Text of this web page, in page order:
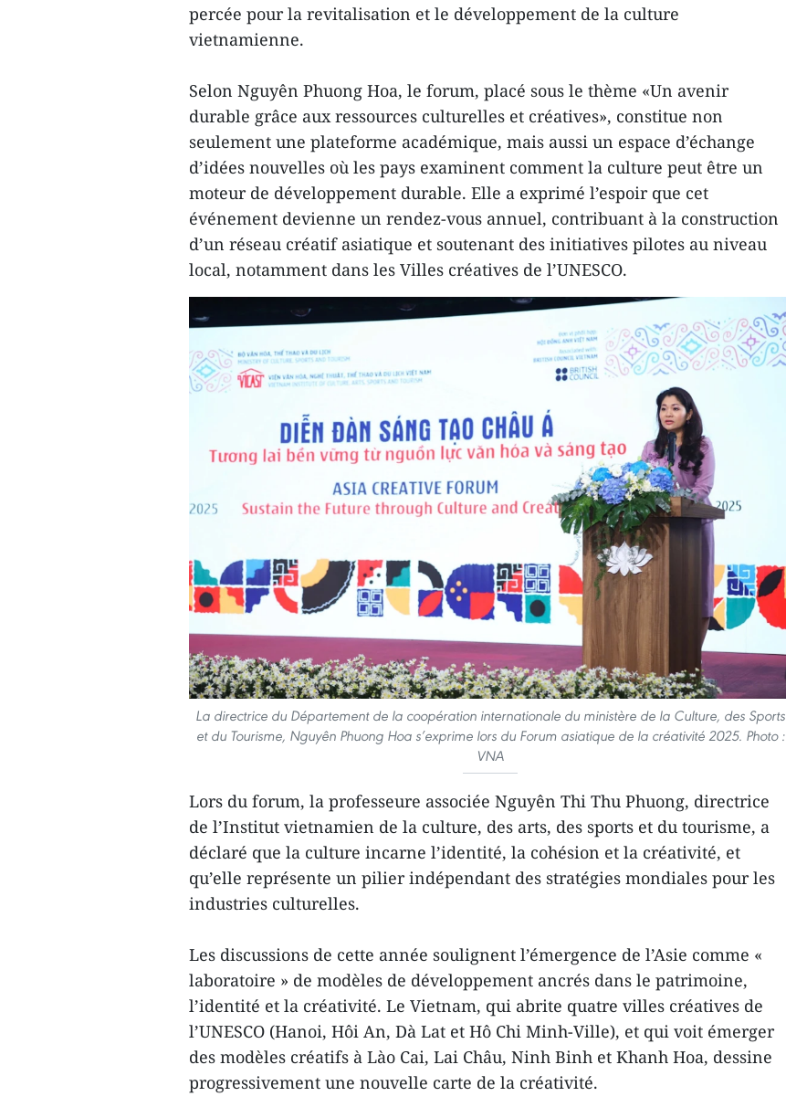
percée pour la revitalisation et le développement de la culture
vietnamienne.
Selon Nguyên Phuong Hoa, le forum, placé sous le thème «Un avenir
durable grâce aux ressources culturelles et créatives», constitue non
seulement une plateforme académique, mais aussi un espace d’échange
d’idées nouvelles où les pays examinent comment la culture peut être un
moteur de développement durable. Elle a exprimé l’espoir que cet
événement devienne un rendez-vous annuel, contribuant à la construction
d’un réseau créatif asiatique et soutenant des initiatives pilotes au niveau
local, notamment dans les Villes créatives de l’UNESCO.
La directrice du Département de la coopération internationale du ministère de la Culture, des Sports
et du Tourisme, Nguyên Phuong Hoa s’exprime lors du Forum asiatique de la créativité 2025. Photo :
VNA
Lors du forum, la professeure associée Nguyên Thi Thu Phuong, directrice
de l’Institut vietnamien de la culture, des arts, des sports et du tourisme, a
déclaré que la culture incarne l’identité, la cohésion et la créativité, et
qu’elle représente un pilier indépendant des stratégies mondiales pour les
industries culturelles.
Les discussions de cette année soulignent l’émergence de l’Asie comme «
laboratoire » de modèles de développement ancrés dans le patrimoine,
l’identité et la créativité. Le Vietnam, qui abrite quatre villes créatives de
l’UNESCO (Hanoi, Hôi An, Dà Lat et Hô Chi Minh-Ville), et qui voit émerger
des modèles créatifs à Lào Cai, Lai Châu, Ninh Binh et Khanh Hoa, dessine
progressivement une nouvelle carte de la créativité.